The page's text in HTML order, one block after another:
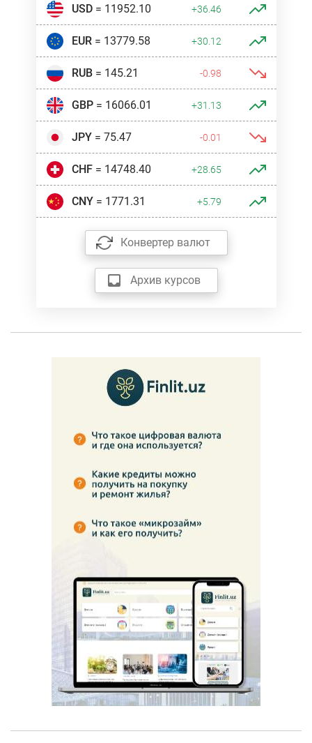
USD= 11952.10 +36.46
EUR= 13779.58 +30.12
RUB= 145.21 -0.98
GBP= 16066.01 +31.13
JPY= 75.47 -0.01
CHF= 14748.40 +28.65
CNY= 1771.31 +5.79
Конвертер валют
Архив курсов